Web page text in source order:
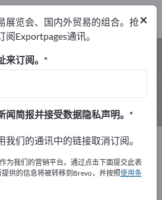
制造商和供应商
35
出口商35
制造商 35
/机构家具 商店装备
免費刊登廣告！
×
展览会、国内外贸易的组合。抢
Exportpages通讯。
订阅。
闻简报并接受数据隐私声明。
们的通讯中的链接取消订阅。
为我们的营销平台。通过点击下面提交此表
供的信息将被转移到Brevo，并按照使用条